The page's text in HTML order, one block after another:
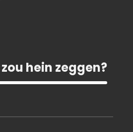
hein zeggen?